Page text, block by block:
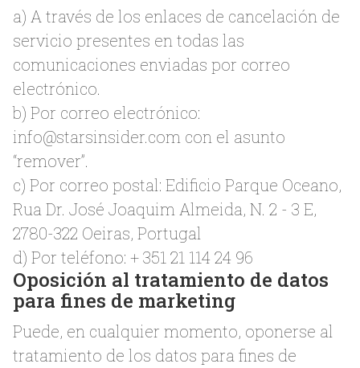
a) A través de los enlaces de cancelación de
servicio presentes en todas las
comunicaciones enviadas por correo
electrónico.
b) Por correo electrónico:
info@starsinsider.com con el asunto
“remover”.
c) Por correo postal: Edificio Parque Oceano,
Rua Dr. José Joaquim Almeida, N. 2 - 3 E,
2780-322 Oeiras, Portugal
d) Por teléfono: + 351 21 114 24 96
Oposición al tratamiento de datos
para fines de marketing
Puede, en cualquier momento, oponerse al
tratamiento de los datos para fines de